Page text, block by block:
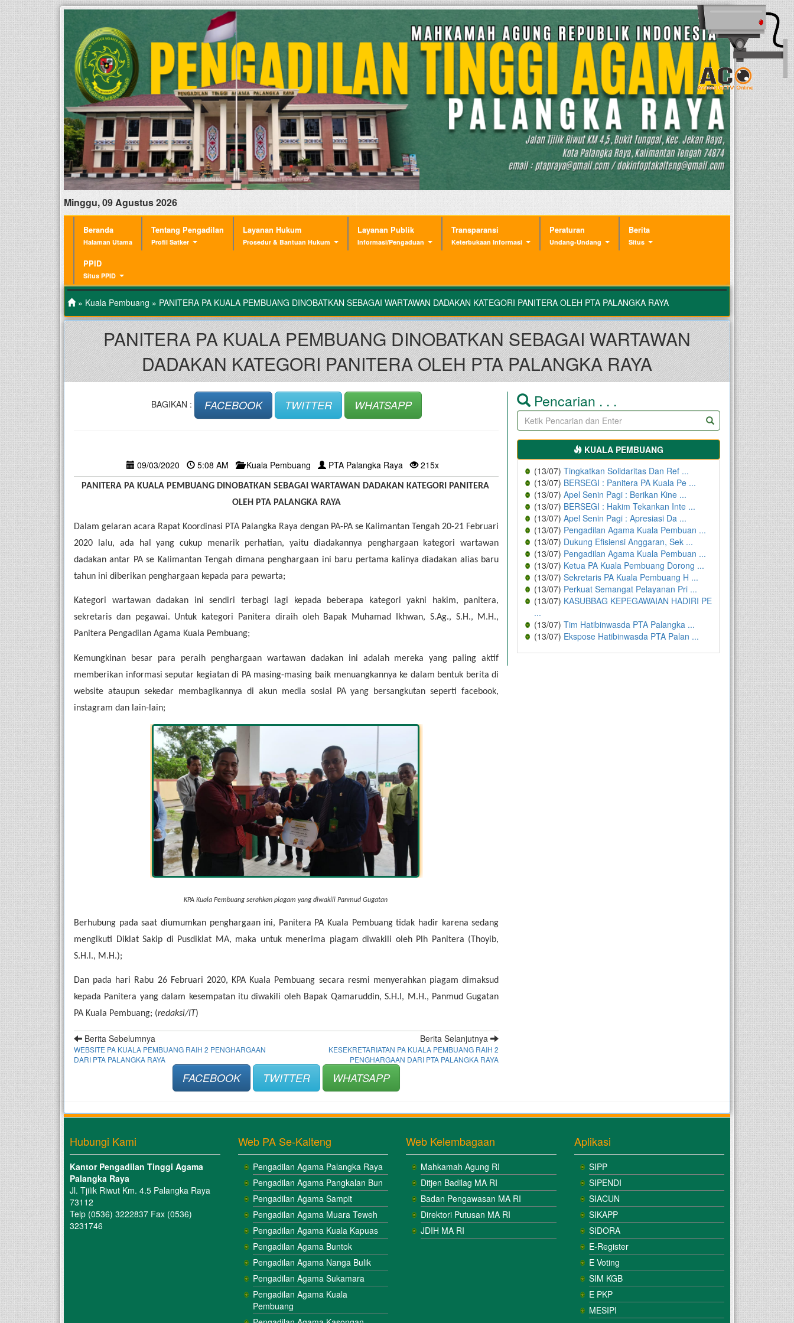
Minggu, 09 Agustus 2026
Beranda
Halaman Utama
Tentang Pengadilan
Profil Satker
Layanan Hukum
Prosedur & Bantuan Hukum
Layanan Publik
Informasi/Pengaduan
Transparansi
Keterbukaan Informasi
Peraturan
Undang-Undang
Berita
Situs
PPID
Situs PPID
» Kuala Pembuang » PANITERA PA KUALA PEMBUANG DINOBATKAN SEBAGAI WARTAWAN DADAKAN KATEGORI PANITERA OLEH PTA PALANGKA RAYA
PANITERA PA KUALA PEMBUANG DINOBATKAN SEBAGAI WARTAWAN
DADAKAN KATEGORI PANITERA OLEH PTA PALANGKA RAYA
BAGIKAN : FACEBOOK TWITTER WHATSAPP
09/03/2020 5:08 AM Kuala Pembuang PTA Palangka Raya 215x
PANITERA PA KUALA PEMBUANG DINOBATKAN SEBAGAI WARTAWAN DADAKAN KATEGORI PANITERA
OLEH PTA PALANGKA RAYA
Dalam gelaran acara Rapat Koordinasi PTA Palangka Raya dengan PA-PA se Kalimantan Tengah 20-21 Februari
2020 lalu, ada hal yang cukup menarik perhatian, yaitu diadakannya penghargaan kategori wartawan
dadakan antar PA se Kalimantan Tengah dimana penghargaan ini baru pertama kalinya diadakan alias baru
tahun ini diberikan penghargaan kepada para pewarta;
Kategori wartawan dadakan ini sendiri terbagi lagi kepada beberapa kategori yakni hakim, panitera,
sekretaris dan pegawai. Untuk kategori Panitera diraih oleh Bapak Muhamad Ikhwan, S.Ag., S.H., M.H.,
Panitera Pengadilan Agama Kuala Pembuang;
Kemungkinan besar para peraih penghargaan wartawan dadakan ini adalah mereka yang paling aktif
memberikan informasi seputar kegiatan di PA masing-masing baik menuangkannya ke dalam bentuk berita di
website ataupun sekedar membagikannya di akun media sosial PA yang bersangkutan seperti facebook,
instagram dan lain-lain;
KPA Kuala Pembuang serahkan piagam yang diwakili Panmud Gugatan
Berhubung pada saat diumumkan penghargaan ini, Panitera PA Kuala Pembuang tidak hadir karena sedang
mengikuti Diklat Sakip di Pusdiklat MA, maka untuk menerima piagam diwakili oleh Plh Panitera (Thoyib,
S.H.I., M.H.);
Dan pada hari Rabu 26 Februari 2020, KPA Kuala Pembuang secara resmi menyerahkan piagam dimaksud
kepada Panitera yang dalam kesempatan itu diwakili oleh Bapak Qamaruddin, S.H.I, M.H., Panmud Gugatan
PA Kuala Pembuang; (redaksi/IT)
Berita Sebelumnya
WEBSITE PA KUALA PEMBUANG RAIH 2 PENGHARGAAN
DARI PTA PALANGKA RAYA
Berita Selanjutnya
KESEKRETARIATAN PA KUALA PEMBUANG RAIH 2
PENGHARGAAN DARI PTA PALANGKA RAYA
FACEBOOK TWITTER WHATSAPP
Pencarian . . .
KUALA PEMBUANG
(13/07) Tingkatkan Solidaritas Dan Ref ...
(13/07) BERSEGI : Panitera PA Kuala Pe ...
(13/07) Apel Senin Pagi : Berikan Kine ...
(13/07) BERSEGI : Hakim Tekankan Inte ...
(13/07) Apel Senin Pagi : Apresiasi Da ...
(13/07) Pengadilan Agama Kuala Pembuan ...
(13/07) Dukung Efisiensi Anggaran, Sek ...
(13/07) Pengadilan Agama Kuala Pembuan ...
(13/07) Ketua PA Kuala Pembuang Dorong ...
(13/07) Sekretaris PA Kuala Pembuang H ...
(13/07) Perkuat Semangat Pelayanan Pri ...
(13/07) KASUBBAG KEPEGAWAIAN HADIRI PE
...
(13/07) Tim Hatibinwasda PTA Palangka ...
(13/07) Ekspose Hatibinwasda PTA Palan ...
Hubungi Kami
Kantor Pengadilan Tinggi Agama
Palangka Raya
Jl. Tjilik Riwut Km. 4.5 Palangka Raya
73112
Telp (0536) 3222837 Fax (0536)
3231746
Web PA Se-Kalteng
Pengadilan Agama Palangka Raya
Pengadilan Agama Pangkalan Bun
Pengadilan Agama Sampit
Pengadilan Agama Muara Teweh
Pengadilan Agama Kuala Kapuas
Pengadilan Agama Buntok
Pengadilan Agama Nanga Bulik
Pengadilan Agama Sukamara
Pengadilan Agama Kuala
Pembuang
Web Kelembagaan
Mahkamah Agung RI
Ditjen Badilag MA RI
Badan Pengawasan MA RI
Direktori Putusan MA RI
JDIH MA RI
Aplikasi
SIPP
SIPENDI
SIACUN
SIKAPP
SIDORA
E-Register
E Voting
SIM KGB
E PKP
MESIPI